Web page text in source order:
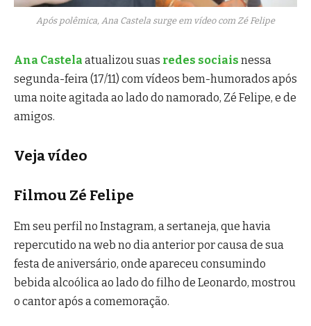
Após polêmica, Ana Castela surge em vídeo com Zé Felipe
Ana Castela atualizou suas redes sociais nessa
segunda-feira (17/11) com vídeos bem-humorados após
uma noite agitada ao lado do namorado, Zé Felipe, e de
amigos.
Veja vídeo
Filmou Zé Felipe
Em seu perfil no Instagram, a sertaneja, que havia
repercutido na web no dia anterior por causa de sua
festa de aniversário, onde apareceu consumindo
bebida alcoólica ao lado do filho de Leonardo, mostrou
o cantor após a comemoração.